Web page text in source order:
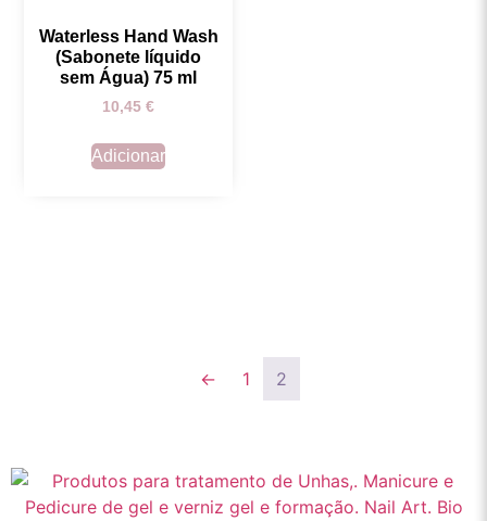
Waterless Hand Wash
(Sabonete líquido
sem Água) 75 ml
10,45€
Adicionar
← 1 2